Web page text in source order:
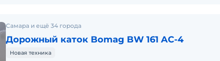
Самара и ещё 34 города
Дорожный каток Bomag BW 161 AC-4
Новая техника